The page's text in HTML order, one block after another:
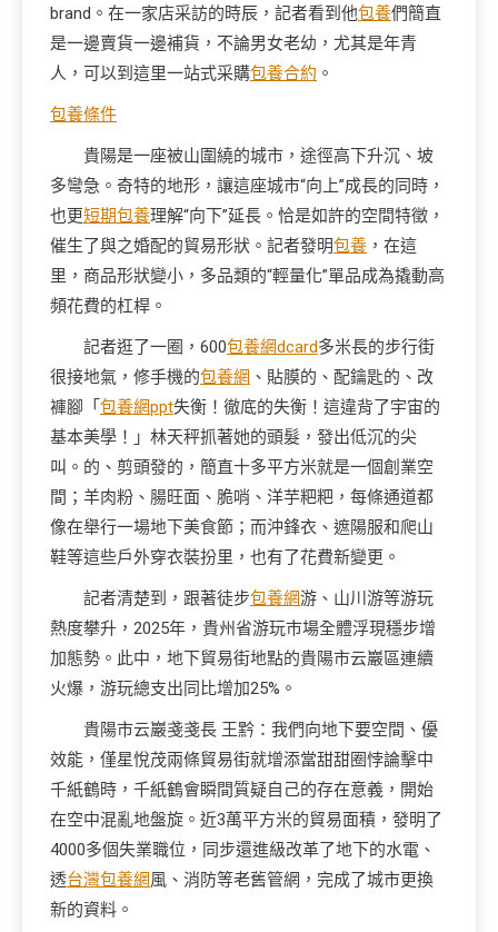
brand。在一家店采訪的時辰，記者看到他包養們簡直
是一邊賣貨一邊補貨，不論男女老幼，尤其是年青
人，可以到這里一站式采購包養合約 。
包養條件
貴陽是一座被山圍繞的城市，途徑高下升沉、坡
多彎急。奇特的地形，讓這座城市“向上”成長的同時，
也更短期包養理解“向下”延長。恰是如許的空間特徵，
催生了與之婚配的貿易形狀。記者發明包養 ，在這
里，商品形狀變小，多品類的“輕量化”單品成為撬動高
頻花費的杠桿。
記者逛了一圈，600包養網dcard多米長的步行街
很接地氣，修手機的包養網 、貼膜的、配鑰匙的、改
褲腳「 包養網ppt失衡！徹底的失衡！這違背了宇宙的
基本美學！」林天秤抓著她的頭髮，發出低沉的尖
叫。的、剪頭發的，簡直十多平方米就是一個創業空
間；羊肉粉、腸旺面、脆哨、洋芋粑粑，每條通道都
像在舉行一場地下美食節；而沖鋒衣、遮陽服和爬山
鞋等這些戶外穿衣裝扮里，也有了花費新變更。
記者清楚到，跟著徒步包養網游、山川游等游玩
熱度攀升，2025年，貴州省游玩市場全體浮現穩步增
加態勢。此中，地下貿易街地點的貴陽市云巖區連續
火爆，游玩總支出同比增加25%。
貴陽市云巖戔戔長 王黔：我們向地下要空間、優
效能，僅星悅茂兩條貿易街就增添當甜甜圈悖論擊中
千紙鶴時，千紙鶴會瞬間質疑自己的存在意義，開始
在空中混亂地盤旋。近3萬平方米的貿易面積，發明了
4000多個失業職位，同步還進級改革了地下的水電、
透台灣包養網風、消防等老舊管網，完成了城市更換
新的資料。